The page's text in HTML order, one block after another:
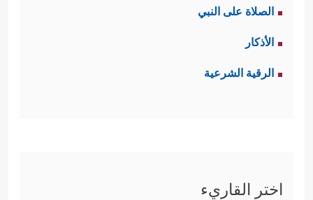
الصلاة على النبي
الأذكار
الرقية الشرعية
اختر القاريء